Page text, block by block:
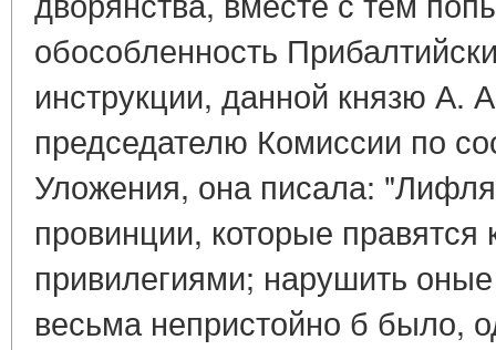
обособленность
инструкции, данной князю А.
председателю Комиссии по
Уложения, она писала:
провинции, которые
привилегиями; нарушить
весьма непристойно б было,